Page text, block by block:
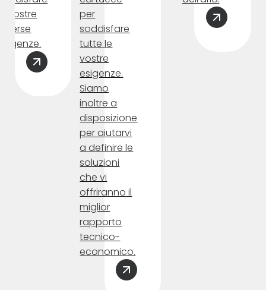
vostre
per
soddisfare
tutte le
vostre
esigenze.
Siamo
inoltre a
disposizione
per aiutarvi
a definire le
soluzioni
che vi
offriranno il
miglior
rapporto
tecnico-
economico.